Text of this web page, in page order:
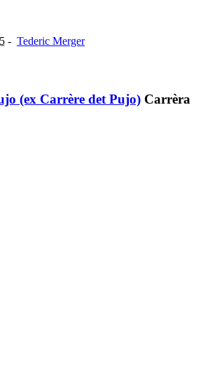
- Tederic Merger
(ex Carrère det Pujo) Carrèra